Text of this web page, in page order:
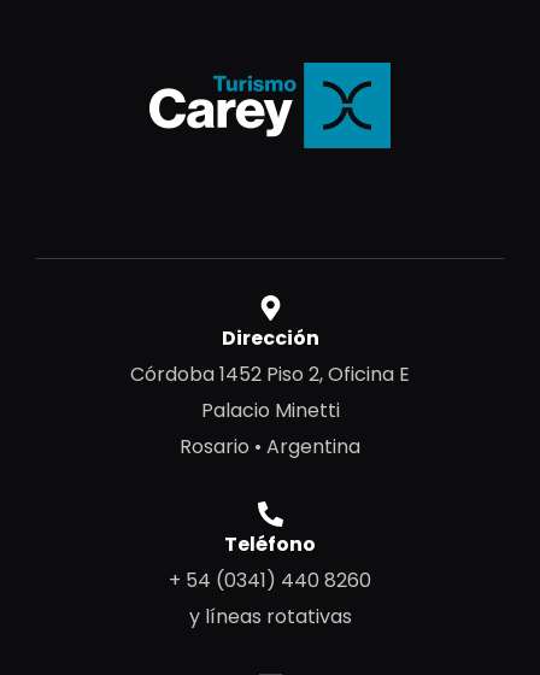
Dirección
Córdoba 1452 Piso 2, Oficina E
Palacio Minetti
Rosario • Argentina
Teléfono
+ 54 (0341) 440 8260
y líneas rotativas